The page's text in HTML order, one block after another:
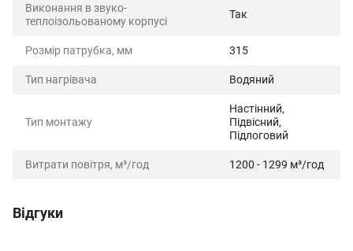
Виконання в звуко-
теплоізольованому корпусі
Так
Розмір патрубка, мм 315
Тип нагрівача Водяний
Тип монтажу
Настінний,
Підвісний,
Підлоговий
Витрати повітря, м³/год 1200 - 1299 м³/год
Відгуки